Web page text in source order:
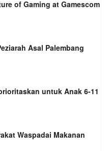
of Gaming at Gamescom
Asal Palembang
untuk Anak 6-11
Waspadai Makanan